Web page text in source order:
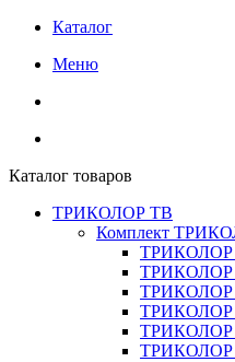
Каталог
Меню
Каталог товаров
ТРИКОЛОР ТВ
Комплект
ТРИКОЛОР
ТРИКОЛОР
ТРИКОЛОР
ТРИКОЛОР
ТРИКОЛОР
ТРИКОЛОР